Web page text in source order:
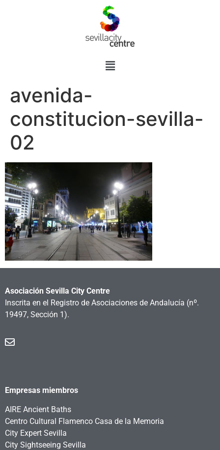
avenida-
constitucion-sevilla-
02
Asociación Sevilla City Centre
Inscrita en el Registro de Asociaciones de Andalucía (nº.
19497, Sección 1).
Empresas miembros
AIRE Ancient Baths
Centro Cultural Flamenco Casa de la Memoria
City Expert Sevilla
City Sightseeing Sevilla